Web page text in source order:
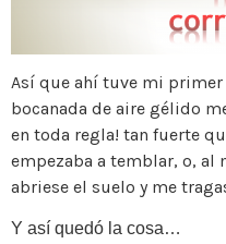
Así que ahí tuve mi
bocanada de aire gélido
en toda regla! tan fuerte
empezaba a temblar, o, al
abriese el suelo y me
Y así quedó la cosa…